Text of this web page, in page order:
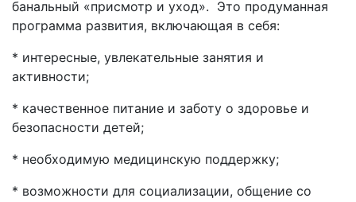
банальный «присмотр и уход». Это продуманная
программа развития, включающая в себя:
* интересные, увлекательные занятия и
активности;
* качественное питание и заботу о здоровье и
безопасности детей;
* необходимую медицинскую поддержку;
* возможности для социализации, общение со